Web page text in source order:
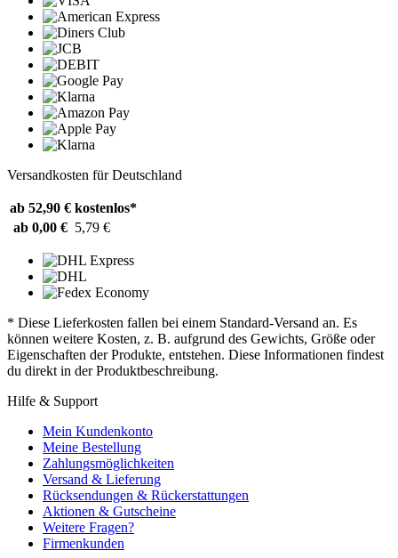
Versandkosten für Deutschland
ab 52,90 € kostenlos*
ab 0,00 € 5,79 €
* Diese Lieferkosten fallen bei einem Standard-Versand an. Es
können weitere Kosten, z. B. aufgrund des Gewichts, Größe oder
Eigenschaften der Produkte, entstehen. Diese Informationen findest
du direkt in der Produktbeschreibung.
Hilfe & Support
Mein Kundenkonto
Meine Bestellung
Zahlungsmöglichkeiten
Versand & Lieferung
Rücksendungen & Rückerstattungen
Aktionen & Gutscheine
Weitere Fragen?
Firmenkunden